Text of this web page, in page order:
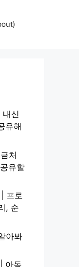
내신
유해
처
유할
프로
, 순
아봐
아동